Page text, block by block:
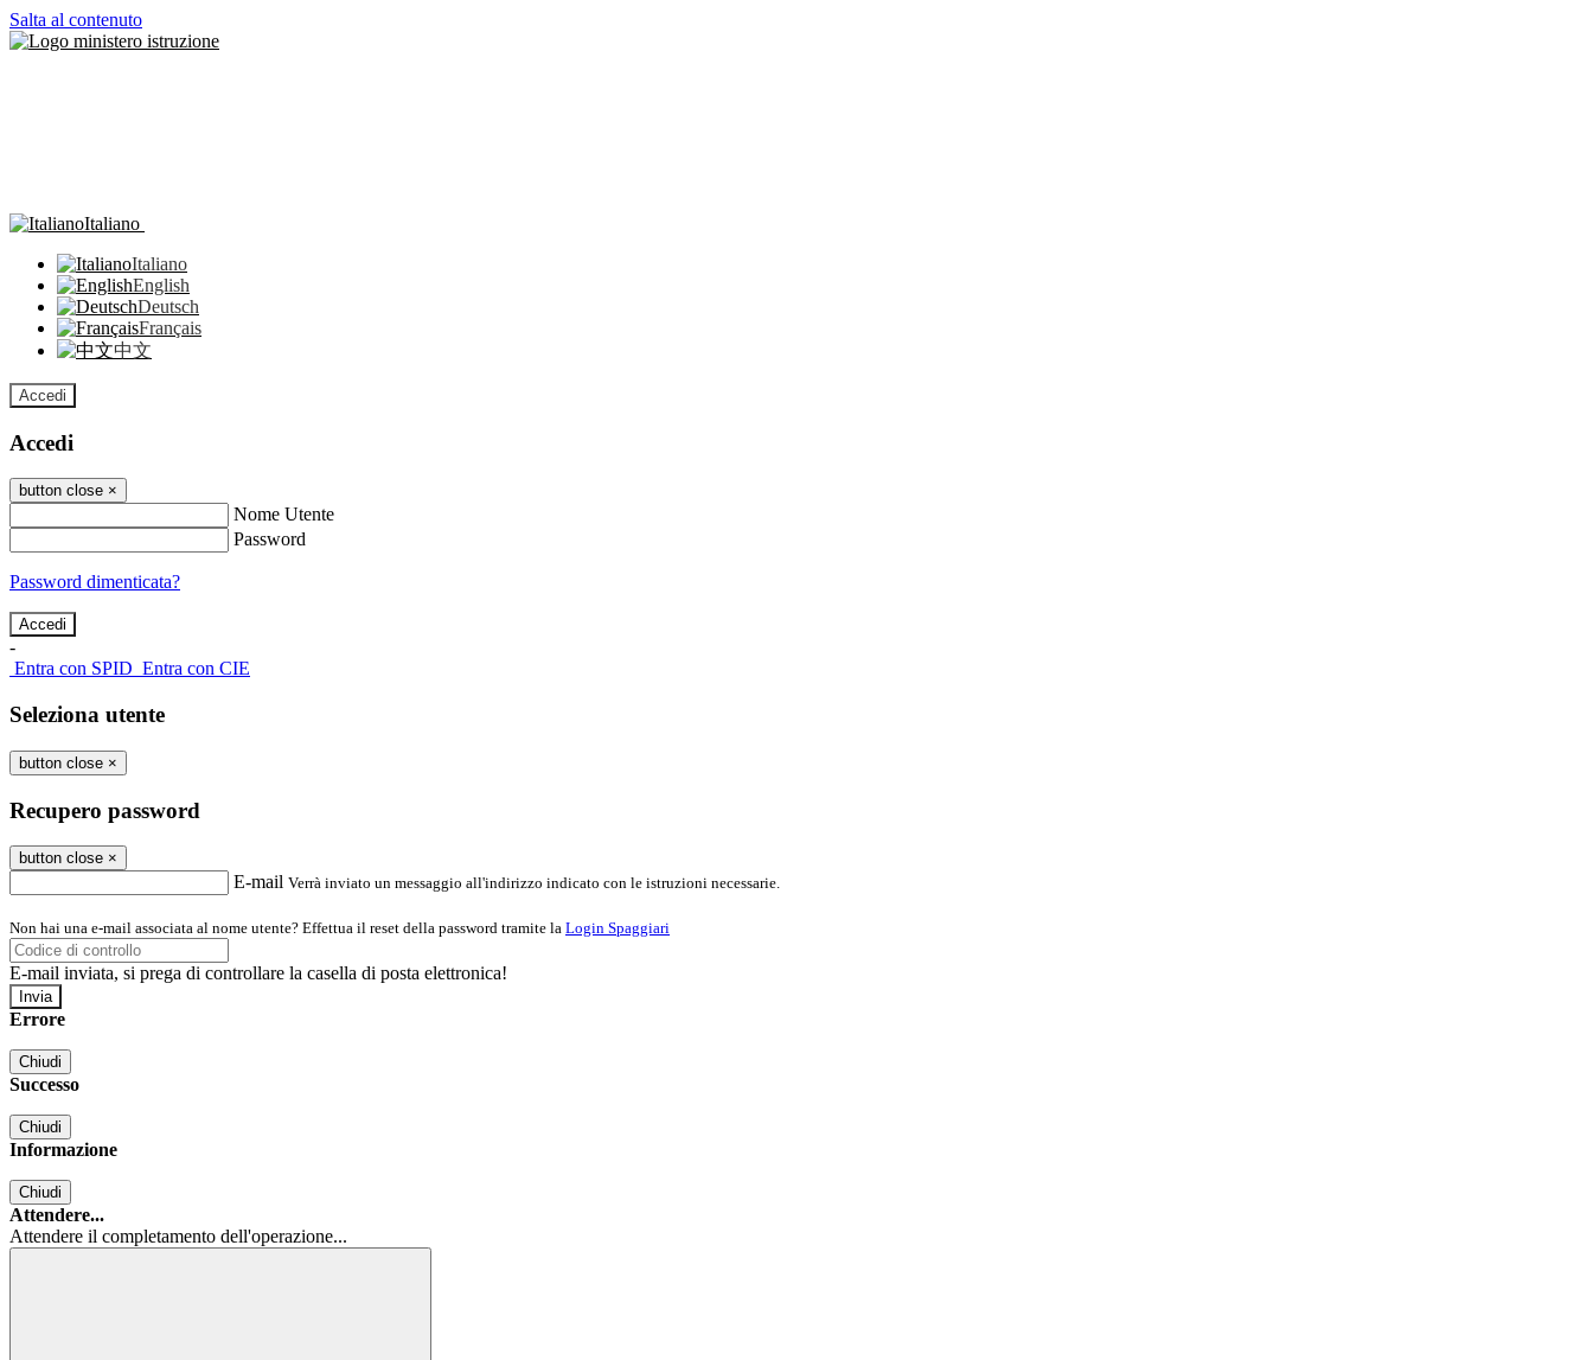
Salta al contenuto
Italiano
Italiano
English
Deutsch
Français
中文
Accedi
Accedi
button close ×
Nome Utente
Password
Password dimenticata?
-
Entra con SPID Entra con CIE
Seleziona utente
button close ×
Recupero password
button close ×
E-mail Verrà inviato un messaggio all'indirizzo indicato con le istruzioni necessarie.
Non hai una e-mail associata al nome utente? Effettua il reset della password tramite la Login Spaggiari
E-mail inviata, si prega di controllare la casella di posta elettronica!
Errore
Chiudi
Successo
Chiudi
Informazione
Chiudi
Attendere...
Attendere il completamento dell'operazione...